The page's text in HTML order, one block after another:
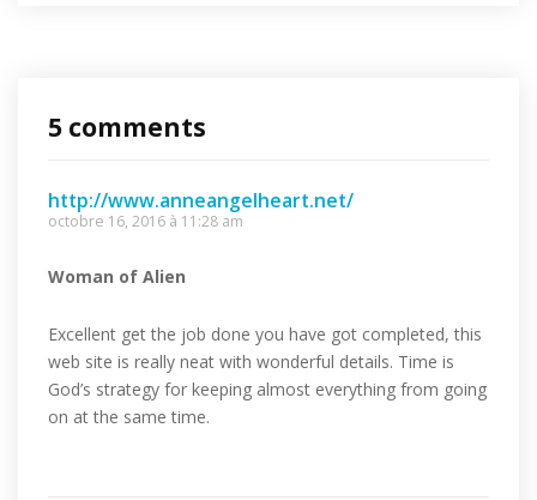
5 comments
http://www.anneangelheart.net/
octobre 16, 2016 à 11:28 am
Woman of Alien
Excellent get the job done you have got completed, this
web site is really neat with wonderful details. Time is
God’s strategy for keeping almost everything from going
on at the same time.